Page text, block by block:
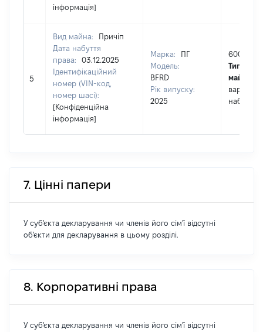
інформація]
5
Вид майна:
Причіп
Дата набуття
права:
03.12.2025
Ідентифікаційний
номер (VIN-код,
номер шасі):
[Конфіденційна
інформація]
Марка:
ПГ
Модель:
BFRD
Рік випуску:
2025
60000
Тип
майна:
вартість
набуття
7. Цінні папери
У суб'єкта декларування чи членів його сім'ї відсутні
об'єкти для декларування в цьому розділі.
8. Корпоративні права
У суб'єкта декларування чи членів його сім'ї відсутні